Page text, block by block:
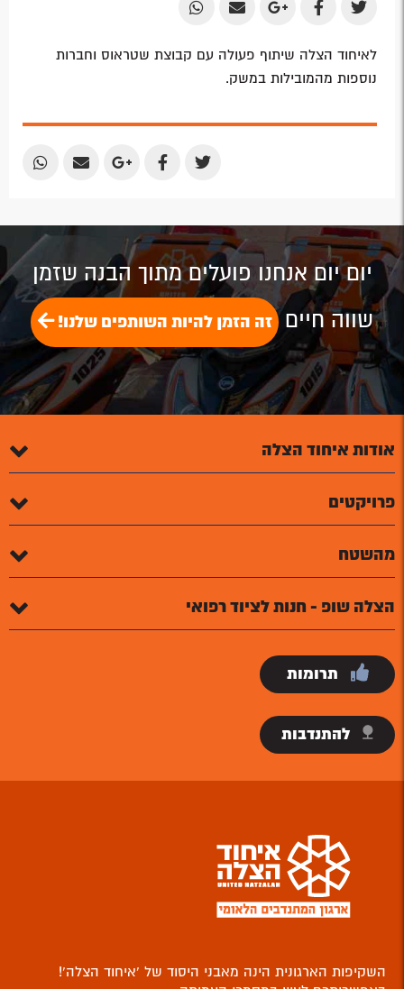
Share
Twitter
Share
Facebook
Share
Google
Plus
Share
Email
Share
Email
לאיחוד הצלה שיתוף פעולה עם קבוצת שטראוס וחברות
נוספות מהמובילות במשק.
Share
Share
Share
Share
Share
יום יום אנחנו פועלים מתוך הבנה שזמן
שווה חיים זה הזמן להיות השותפים שלנו!
אודות איחוד הצלה
פרויקטים
מהשטח
הצלה שופ - חנות לציוד רפואי
תרומות
להתנדבות
השקיפות הארגונית הינה מאבני היסוד של ‘איחוד הצלה’!